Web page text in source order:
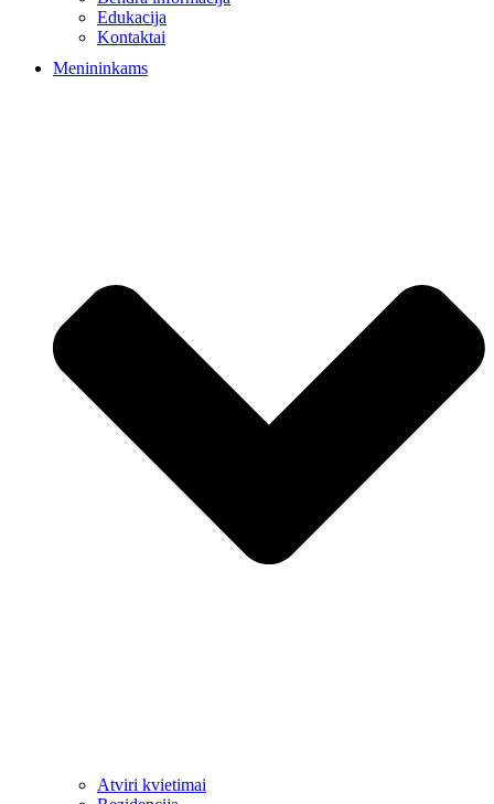
Edukacija
Kontaktai
Menininkams
Atviri kvietimai